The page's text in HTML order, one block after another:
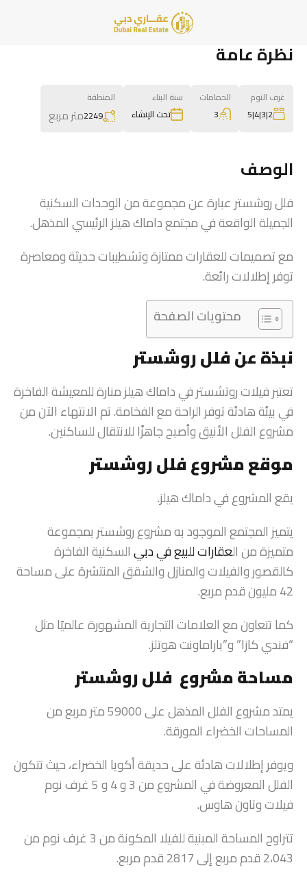
نظرة عامة
غرف النوم
2|3|4|5
الحمامات
3
سنة البناء
تحت الإنشاء
المنطقة
2249متر مربع
الوصف
فلل روشستر عبارة عن مجموعة من الوحدات السكنية
الجميلة الواقعة في مجتمع داماك هيلز الرئيسي المذهل.
مع تصميمات للعقارات ممتازة وتشطيبات حديثة ومعاصرة
توفر إطلالات رائعة.
محتويات الصفحة
نبذة عن فلل روشستر
تعتبر فيلات روتشستر في داماك هيلز منارة للمعيشة الفاخرة
في بيئة هادئة توفر الراحة مع الفخامة. تم الانتهاء الآن من
مشروع الفلل الأنيق وأصبح جاهزًا للانتقال للساكنين.
موقع مشروع فلل روشستر
يقع المشروع في داماك هيلز.
يتميز المجتمع الموجود به مشروع روشستر بمجموعة
متميزة من العقارات للبيع في دبيالسكنية الفاخرة
كالقصور والفيلات والمنازل والشقق المنتشرة على مساحة
42 مليون قدم مربع.
كما تتعاون مع العلامات التجارية المشهورة عالميًا مثل
“فندي كازا” و”باراماونت هوتلز.
مساحة مشروع فلل روشستر
يمتد مشروع الفلل المذهل على 59000 متر مربع من
المساحات الخضراء المورقة.
ويوفر إطلالات هادئة على حديقة أكويا الخضراء، حيث تتكون
الفلل المعروضة في المشروع من 3 و 4 و 5 غرف نوم
فيلات وتاون هاوس.
تتراوح المساحة المبنية للفيلا المكونة من 3 غرف نوم من
2،043 قدم مربع إلى 2817 قدم مربع.